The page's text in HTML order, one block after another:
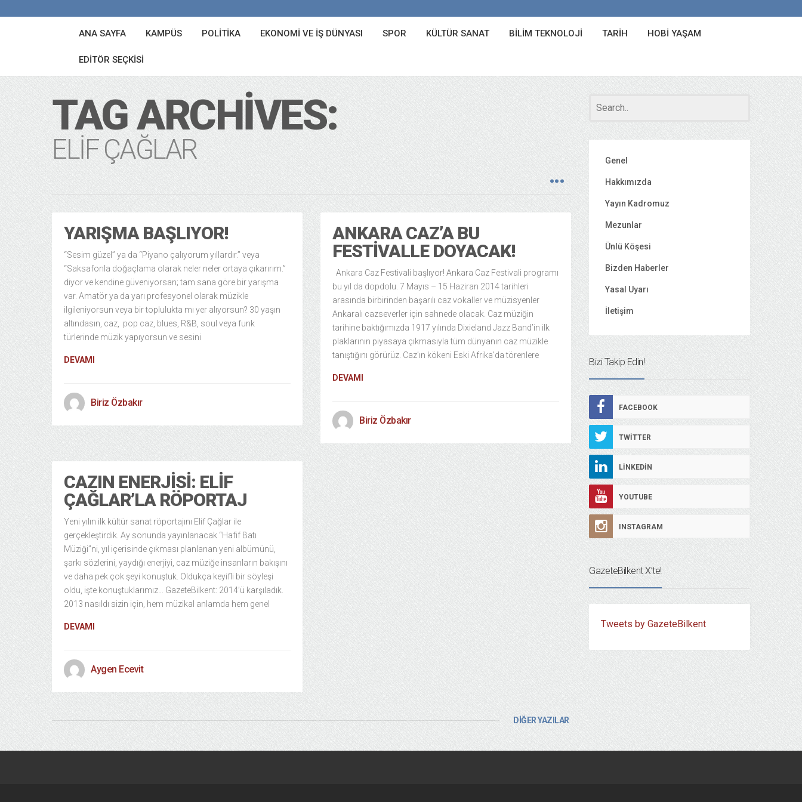
ANA SAYFA KAMPÜS POLITIKA EKONOMI VE İŞ DÜNYASI SPOR KÜLTÜR SANAT BILIM TEKNOLOJI TARIH HOBI YAŞAM
EDITÖR SEÇKISI
TAG ARCHIVES:
ELIF ÇAĞLAR
YARIŞMA BAŞLIYOR!
“Sesim güzel” ya da “Piyano çalıyorum yıllardır.” veya
“Saksafonla doğaçlama olarak neler neler ortaya çıkarırım.”
diyor ve kendine güveniyorsan; tam sana göre bir yarışma
var. Amatör ya da yarı profesyonel olarak müzikle
ilgileniyorsun veya bir toplulukta mı yer alıyorsun? 30 yaşın
altındasın, caz, pop caz, blues, R&B, soul veya funk
türlerinde müzik yapıyorsun ve sesini
DEVAMI
Biriz Özbakır
ANKARA CAZ’A BU
FESTIVALLE DOYACAK!
Ankara Caz Festivali başlıyor! Ankara Caz Festivali programı
bu yıl da dopdolu. 7 Mayıs – 15 Haziran 2014 tarihleri
arasında birbirinden başarılı caz vokaller ve müzisyenler
Ankaralı cazseverler için sahnede olacak. Caz müziğin
tarihine baktığımızda 1917 yılında Dixieland Jazz Band’in ilk
plaklarının piyasaya çıkmasıyla tüm dünyanın caz müzikle
tanıştığını görürüz. Caz’ın kökeni Eski Afrika’da törenlere
DEVAMI
Biriz Özbakır
CAZIN ENERJISI: ELIF
ÇAĞLAR’LA RÖPORTAJ
Yeni yılın ilk kültür sanat röportajını Elif Çağlar ile
gerçekleştirdik. Ay sonunda yayınlanacak “Hafif Batı
Müziği”ni, yıl içerisinde çıkması planlanan yeni albümünü,
şarkı sözlerini, yaydığı enerjiyi, caz müziğe insanların bakışını
ve daha pek çok şeyi konuştuk. Oldukça keyifli bir söyleşi
oldu, işte konuştuklarımız… GazeteBilkent: 2014’ü karşıladık.
2013 nasıldı sizin için, hem müzikal anlamda hem genel
DEVAMI
Aygen Ecevit
DİĞER YAZILAR
Genel
Hakkımızda
Yayın Kadromuz
Mezunlar
Ünlü Köşesi
Bizden Haberler
Yasal Uyarı
İletişim
Bizi Takip Edin!
FACEBOOK
TWITTER
LINKEDIN
YOUTUBE
INSTAGRAM
GazeteBilkent X’te!
Tweets by GazeteBilkent